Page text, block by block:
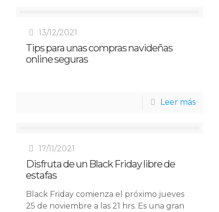
13/12/2021
Tips para unas compras navideñas
online seguras
Leer más
17/11/2021
Disfruta de un Black Friday libre de
estafas
Black Friday comienza el próximo jueves
25 de noviembre a las 21 hrs. Es una gran